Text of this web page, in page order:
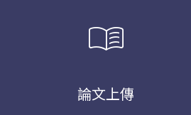
menu_book
論文上傳